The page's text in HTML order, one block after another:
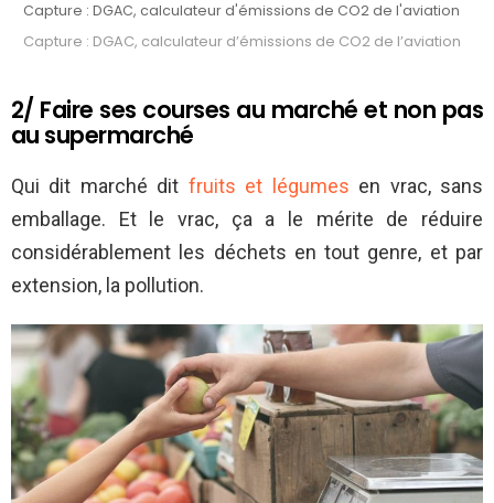
Capture : DGAC, calculateur d'émissions de CO2 de l'aviation
Capture : DGAC, calculateur d’émissions de CO2 de l’aviation
2/ Faire ses courses au marché et non pas
au supermarché
Qui dit marché dit fruits et légumes en vrac, sans
emballage. Et le vrac, ça a le mérite de réduire
considérablement les déchets en tout genre, et par
extension, la pollution.